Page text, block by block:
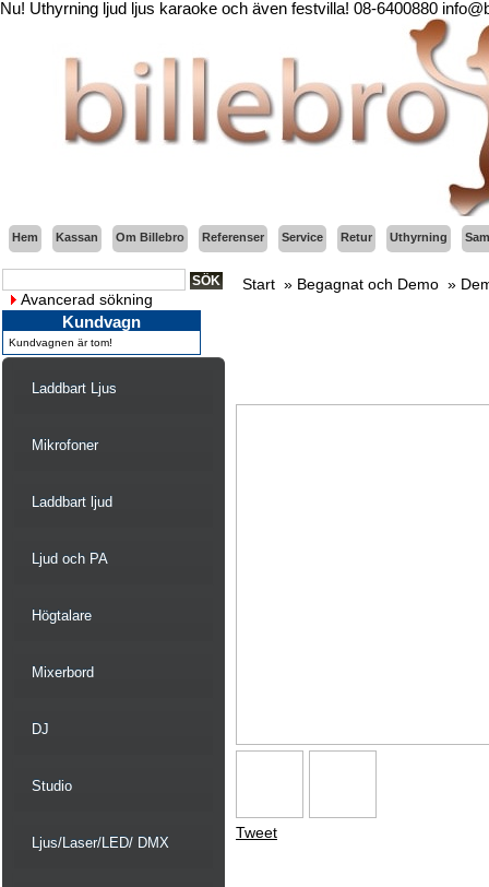
Nu! Uthyrning ljud ljus karaoke och även festvilla! 08-6400880
Hem Kassan Om Billebro Referenser Service Retur Uthyrning
Avancerad sökning
Kundvagn
Kundvagnen är tom!
Laddbart Ljus
Mikrofoner
Laddbart ljud
Ljud och PA
Högtalare
Mixerbord
DJ
Studio
Ljus/Laser/LED/ DMX
Start » Begagnat och Demo »
Tweet